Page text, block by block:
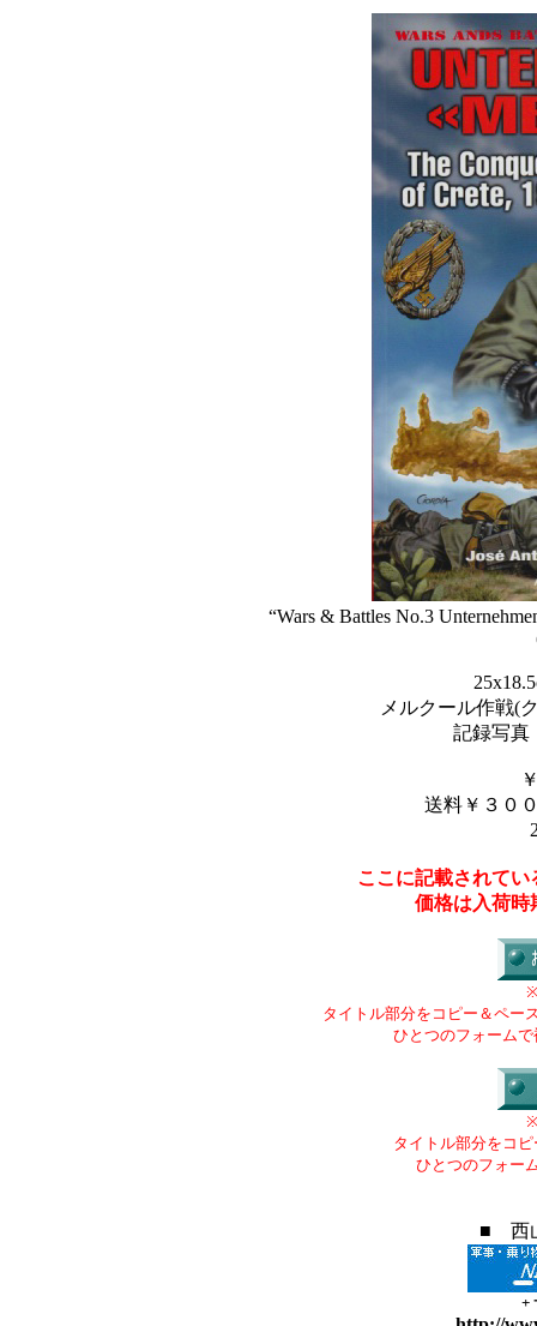
“Wars & Battles No.3
メルクール作戦(
記録写真
送料￥３０
ここに記載されて
価格は入荷時
タイトル部分をコピー＆ペー
ひとつのフォーム
タイトル部分をコ
ひとつのフォー
■ 西
+